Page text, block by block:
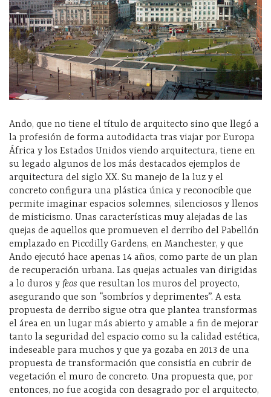
Ando, que no tiene el título de arquitecto sino que llegó a
la profesión de forma autodidacta tras viajar por Europa
África y los Estados Unidos viendo arquitectura, tiene en
su legado algunos de los más destacados ejemplos de
arquitectura del siglo XX. Su manejo de la luz y el
concreto configura una plástica única y reconocible que
permite imaginar espacios solemnes, silenciosos y llenos
de misticismo. Unas características muy alejadas de las
quejas de aquellos que promueven el derribo del Pabellón
emplazado en Piccdilly Gardens, en Manchester, y que
Ando ejecutó hace apenas 14 años, como parte de un plan
de recuperación urbana. Las quejas actuales van dirigidas
a lo duros y feos que resultan los muros del proyecto,
asegurando que son “sombríos y deprimentes”. A esta
propuesta de derribo sigue otra que plantea transformas
el área en un lugar más abierto y amable a fin de mejorar
tanto la seguridad del espacio como su la calidad estética,
indeseable para muchos y que ya gozaba en 2013 de una
propuesta de transformación que consistía en cubrir de
vegetación el muro de concreto. Una propuesta que, por
entonces, no fue acogida con desagrado por el arquitecto,